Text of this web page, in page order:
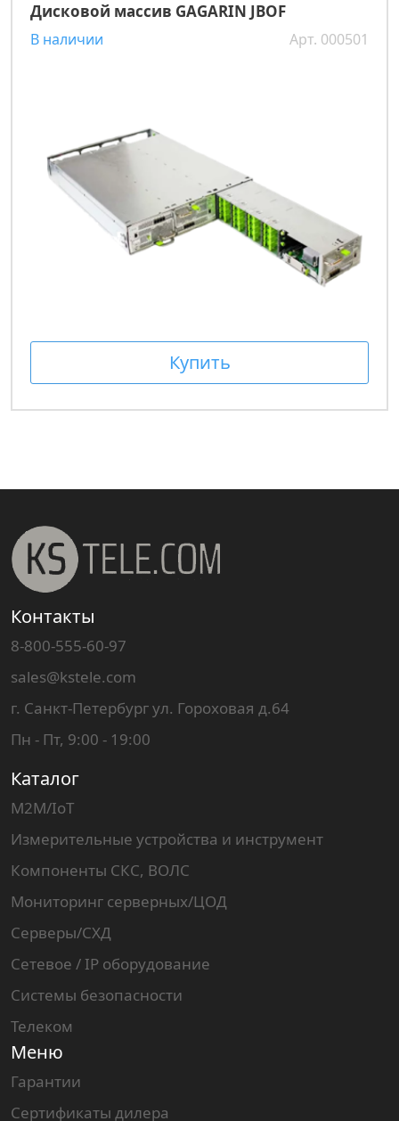
Дисковой массив GAGARIN JBOF
В наличии Арт. 000501
Купить
Каталог
M2M/IoT
Измерительные устройства и инструмент
Компоненты СКС, ВОЛС
Мониторинг серверных/ЦОД
Серверы/СХД
Сетевое / IP оборудование
Системы безопасности
Телеком
Меню
Гарантии
Сертификаты дилера
Контакты
8-800-555-60-97
sales@kstele.com
г. Санкт-Петербург ул. Гороховая д.64
Пн - Пт, 9:00 - 19:00